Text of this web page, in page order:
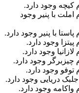
میلی گرم کلسیم در هر ۱۲۰ گرم املت با پنیر وجود